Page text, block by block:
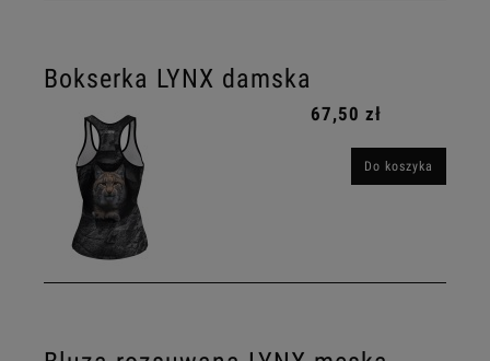
Bokserka LYNX damska
67,50 zł
Do koszyka